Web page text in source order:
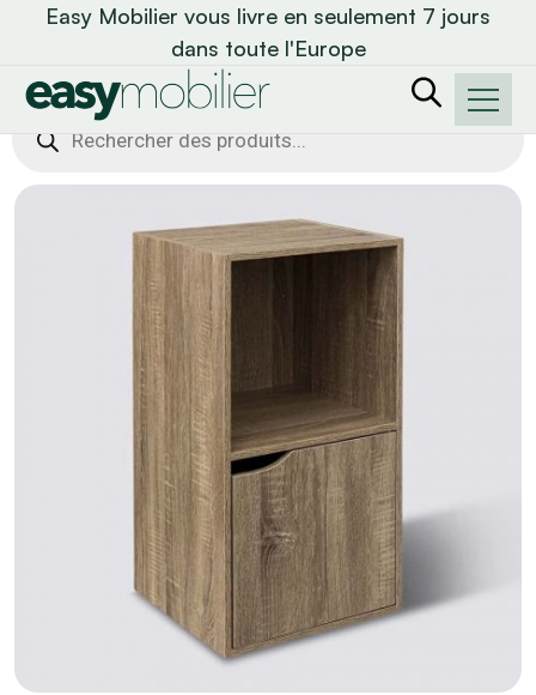
Easy Mobilier vous livre en seulement 7 jours
dans toute l'Europe
Recherche
de